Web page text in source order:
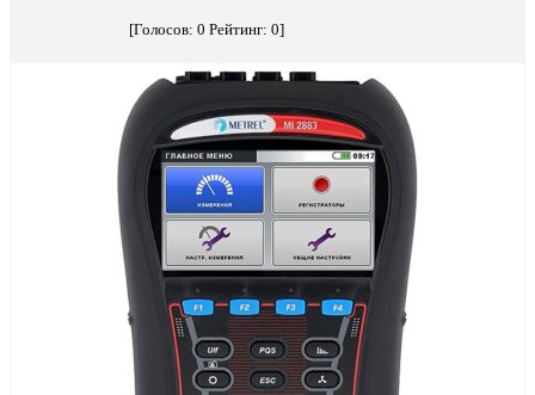
[Голосов: 0 Рейтинг: 0]